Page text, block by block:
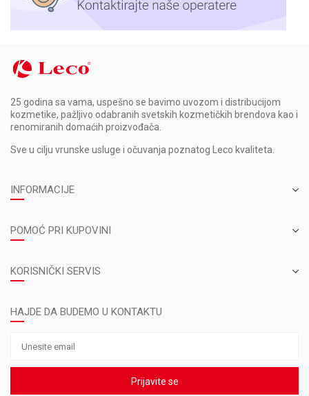
25 godina sa vama, uspešno se bavimo uvozom i distribucijom
kozmetike, pažljivo odabranih svetskih kozmetičkih brendova kao i
renomiranih domaćih proizvođača.
Sve u cilju vrunske usluge i očuvanja poznatog Leco kvaliteta.
INFORMACIJE
POMOĆ PRI KUPOVINI
KORISNIČKI SERVIS
HAJDE DA BUDEMO U KONTAKTU
Prijavite se